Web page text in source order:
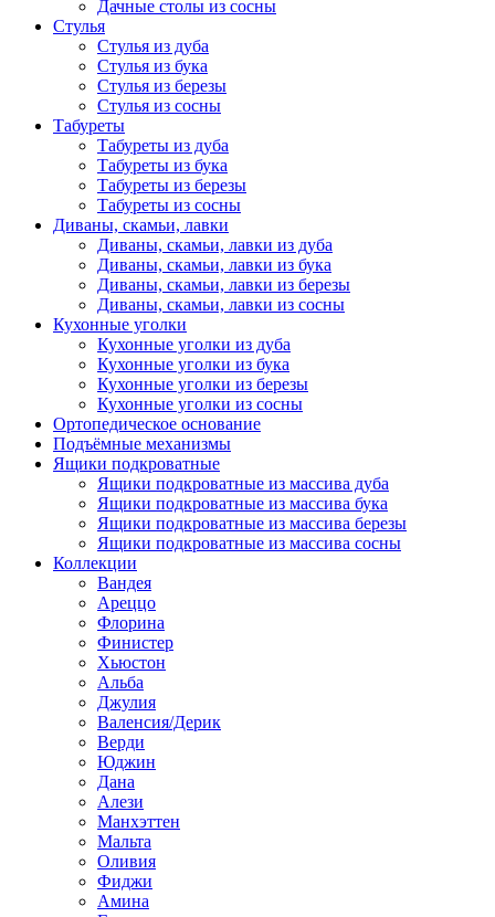
Дачные столы из сосны
Стулья
Стулья из дуба
Стулья из бука
Стулья из березы
Стулья из сосны
Табуреты
Табуреты из дуба
Табуреты из бука
Табуреты из березы
Табуреты из сосны
Диваны, скамьи, лавки
Диваны, скамьи, лавки из дуба
Диваны, скамьи, лавки из бука
Диваны, скамьи, лавки из березы
Диваны, скамьи, лавки из сосны
Кухонные уголки
Кухонные уголки из дуба
Кухонные уголки из бука
Кухонные уголки из березы
Кухонные уголки из сосны
Ортопедическое основание
Подъёмные механизмы
Ящики подкроватные
Ящики подкроватные из массива дуба
Ящики подкроватные из массива бука
Ящики подкроватные из массива березы
Ящики подкроватные из массива сосны
Коллекции
Вандея
Ареццо
Флорина
Финистер
Хьюстон
Альба
Джулия
Валенсия/Дерик
Верди
Юджин
Дана
Алези
Манхэттен
Мальта
Оливия
Фиджи
Амина